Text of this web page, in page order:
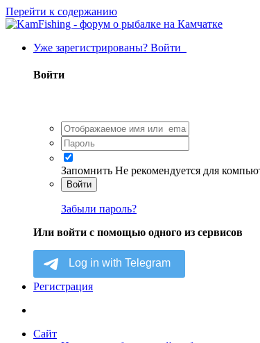
Перейти к содержанию
Уже зарегистрированы? Войти
Войти
Запомнить Не рекомендуется для
Войти
Забыли пароль?
Или войти с помощью одного из сервисов
Регистрация
Сайт